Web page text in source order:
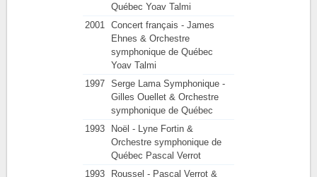
Québec Yoav Talmi
2001 Concert français - James
Ehnes & Orchestre
symphonique de Québec
Yoav Talmi
1997 Serge Lama Symphonique -
Gilles Ouellet & Orchestre
symphonique de Québec
1993
Noël - Lyne Fortin &
Orchestre symphonique de
Québec Pascal Verrot
1993
Roussel - Pascal Verrot &